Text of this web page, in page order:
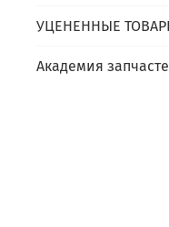
УЦЕНЕННЫЕ
Академия